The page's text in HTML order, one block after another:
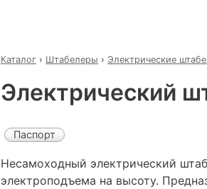
Каталог › Штабелеры › Электрические
Электрический
Паспорт
Несамоходный электрический
электроподъема на высоту.